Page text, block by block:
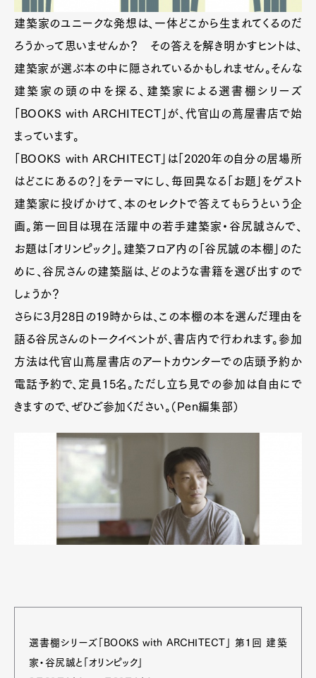
建築家のユニークな発想は、一体どこから生まれてくるのだ
ろうかって思いませんか？ その答えを解き明かすヒントは、
建築家が選ぶ本の中に隠されているかもしれません。そんな
建築家の頭の中を探る、建築家による選書棚シリーズ
「BOOKS with ARCHITECT」が、代官山の蔦屋書店で始
まっています。
「BOOKS with ARCHITECT」は「2020年の自分の居場所
はどこにあるの？」をテーマにし、毎回異なる「お題」をゲスト
建築家に投げかけて、本のセレクトで答えてもらうという企
画。第一回目は現在活躍中の若手建築家・谷尻誠さんで、
お題は「オリンピック」。建築フロア内の「谷尻誠の本棚」のた
めに、谷尻さんの建築脳は、どのような書籍を選び出すので
しょうか？
さらに3月28日の19時からは、この本棚の本を選んだ理由を
語る谷尻さんのトークイベントが、書店内で行われます。参加
方法は代官山蔦屋書店のアートカウンターでの店頭予約か
電話予約で、定員15名。ただし立ち見での参加は自由にで
きますので、ぜひご参加ください。（Pen編集部）
選書棚シリーズ「BOOKS with ARCHITECT」 第１回 建築
家・谷尻誠と「オリンピック」